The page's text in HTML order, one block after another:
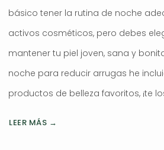
básico tener la rutina de noche
activos cosméticos, pero debes
mantener tu piel joven, sana y
noche para reducir arrugas he
productos de belleza favoritos, ¡te
LEER MÁS →